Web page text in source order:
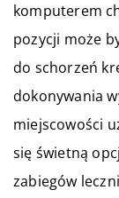
komputerem
pozycji może
do schorzeń
dokonywania
miejscowości
się świetną
zabiegów